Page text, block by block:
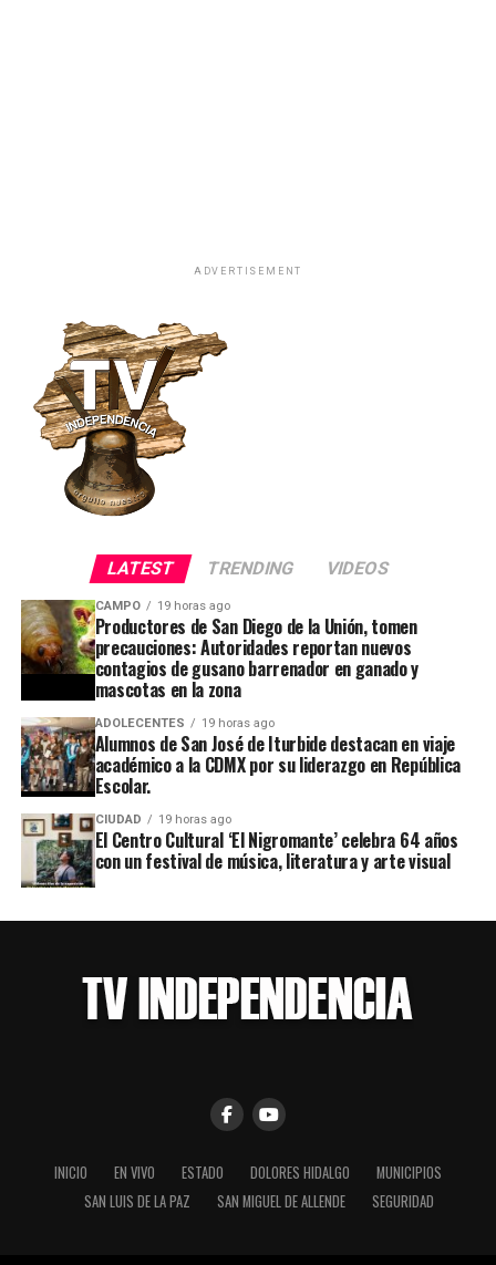
ADVERTISEMENT
LATEST TRENDING VIDEOS
CAMPO 19 horas ago
Productores de San Diego de la Unión, tomen
precauciones: Autoridades reportan nuevos
contagios de gusano barrenador en ganado y
mascotas en la zona
ADOLECENTES 19 horas ago
Alumnos de San José de Iturbide destacan en viaje
académico a la CDMX por su liderazgo en República
Escolar.
CIUDAD 19 horas ago
El Centro Cultural ‘El Nigromante’ celebra 64 años
con un festival de música, literatura y arte visual
INICIO EN VIVO ESTADO DOLORES HIDALGO
MUNICIPIOS
SAN LUIS DE LA PAZ
SAN MIGUEL DE ALLENDE SEGURIDAD